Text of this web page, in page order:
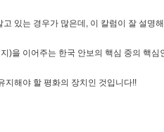
있는 경우가 많은데, 이 칼럼이 잘 설명
)을 이어주는 한국 안보의 핵심 중의 핵
지해야 할 평화의 장치인 것입니다!!